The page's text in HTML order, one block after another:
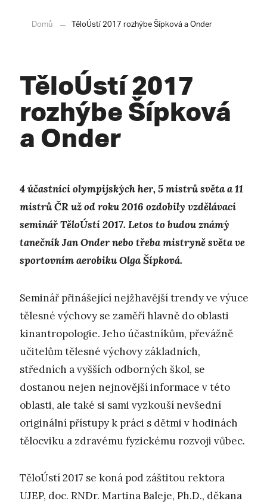
Domů TěloÚstí 2017 rozhýbe Šípková a Onder
TěloÚstí 2017
rozhýbe Šípková
a Onder
4 účastníci olympijských her, 5 mistrů světa a 11
mistrů ČR už od roku 2016 ozdobily vzdělávací
seminář TěloÚstí 2017. Letos to budou známý
tanečník Jan Onder nebo třeba mistryně světa ve
sportovním aerobiku Olga Šípková.
Seminář přinášející nejžhavější trendy ve výuce
tělesné výchovy se zaměří hlavně do oblasti
kinantropologie. Jeho účastníkům, převážně
učitelům tělesné výchovy základních,
středních a vyšších odborných škol, se
dostanou nejen nejnovější informace v této
oblasti, ale také si sami vyzkouší nevšední
originální přístupy k práci s dětmi v hodinách
tělocviku a zdravému fyzickému rozvoji vůbec.
TěloÚstí 2017 se koná pod záštitou rektora
UJEP, doc. RNDr. Martina Baleje, Ph.D., děkana